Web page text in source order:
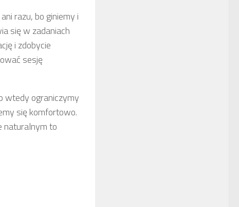
razu, bo giniemy i
się w zadaniach
i zdobycie
sesję
wtedy ograniczymy
się komfortowo.
naturalnym to